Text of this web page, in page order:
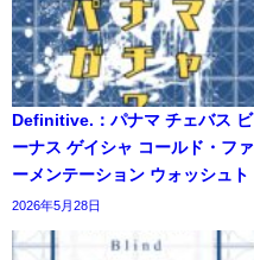
Definitive.：パナマ チェバス ビ
ーナス ゲイシャ コールド・ファ
ーメンテーション ウォッシュト
2026年5月28日